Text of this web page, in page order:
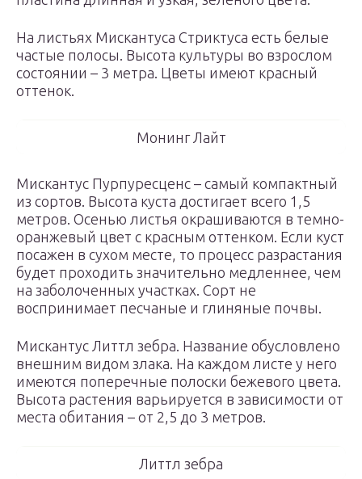
На листьях Мискантуса Стриктуса есть белые
частые полосы. Высота культуры во взрослом
состоянии – 3 метра. Цветы имеют красный
оттенок.
Монинг Лайт
Мискантус Пурпуресценс – самый компактный
из сортов. Высота куста достигает всего 1,5
метров. Осенью листья окрашиваются в темно-
оранжевый цвет с красным оттенком. Если куст
посажен в сухом месте, то процесс разрастания
будет проходить значительно медленнее, чем
на заболоченных участках. Сорт не
воспринимает песчаные и глиняные почвы.
Мискантус Литтл зебра. Название обусловлено
внешним видом злака. На каждом листе у него
имеются поперечные полоски бежевого цвета.
Высота растения варьируется в зависимости от
места обитания – от 2,5 до 3 метров.
Литтл зебра